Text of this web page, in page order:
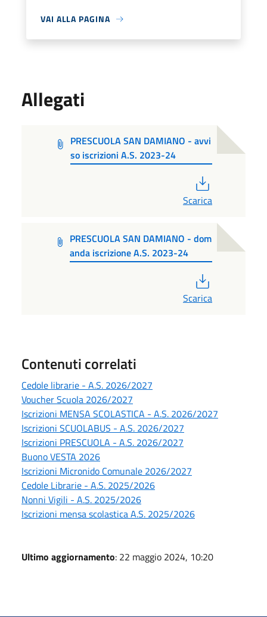
VAI ALLA PAGINA
Allegati
PRESCUOLA SAN DAMIANO - avvi
so iscrizioni A.S. 2023-24
Scarica
PRESCUOLA SAN DAMIANO - dom
anda iscrizione A.S. 2023-24
Scarica
Contenuti correlati
Cedole librarie - A.S. 2026/2027
Voucher Scuola 2026/2027
Iscrizioni MENSA SCOLASTICA - A.S. 2026/2027
Iscrizioni SCUOLABUS - A.S. 2026/2027
Iscrizioni PRESCUOLA - A.S. 2026/2027
Buono VESTA 2026
Iscrizioni Micronido Comunale 2026/2027
Cedole Librarie - A.S. 2025/2026
Nonni Vigili - A.S. 2025/2026
Iscrizioni mensa scolastica A.S. 2025/2026
Ultimo aggiornamento: 22 maggio 2024, 10:20